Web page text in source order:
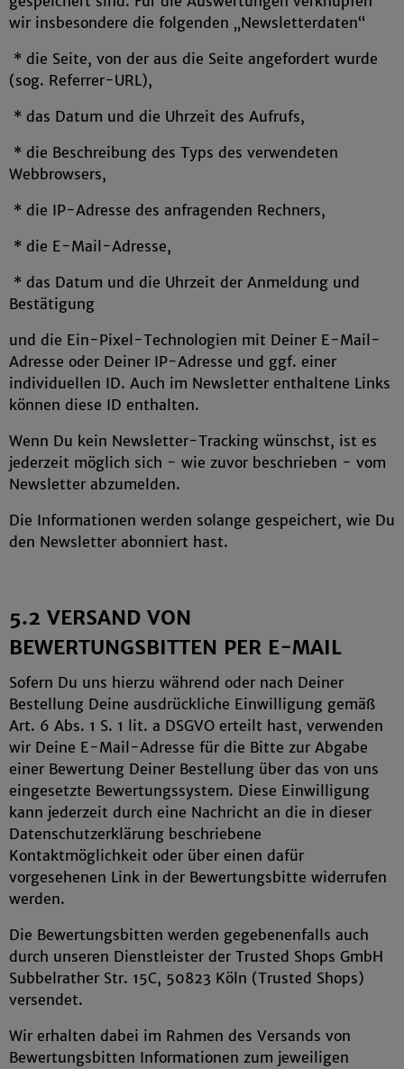
wir insbesondere die folgenden „Newsletterdaten“
* die Seite, von der aus die Seite angefordert wurde
(sog. Referrer-URL),
* das Datum und die Uhrzeit des Aufrufs,
* die Beschreibung des Typs des verwendeten
Webbrowsers,
* die IP-Adresse des anfragenden Rechners,
* die E-Mail-Adresse,
* das Datum und die Uhrzeit der Anmeldung und
Bestätigung
und die Ein-Pixel-Technologien mit Deiner E-Mail-
Adresse oder Deiner IP-Adresse und ggf. einer
individuellen ID. Auch im Newsletter enthaltene Links
können diese ID enthalten.
Wenn Du kein Newsletter-Tracking wünschst, ist es
jederzeit möglich sich - wie zuvor beschrieben - vom
Newsletter abzumelden.
Die Informationen werden solange gespeichert, wie Du
den Newsletter abonniert hast.
5.2 VERSAND VON
BEWERTUNGSBITTEN PER E-MAIL
Sofern Du uns hierzu während oder nach Deiner
Bestellung Deine ausdrückliche Einwilligung gemäß
Art. 6 Abs. 1 S. 1 lit. a DSGVO erteilt hast, verwenden
wir Deine E-Mail-Adresse für die Bitte zur Abgabe
einer Bewertung Deiner Bestellung über das von uns
eingesetzte Bewertungssystem. Diese Einwilligung
kann jederzeit durch eine Nachricht an die in dieser
Datenschutzerklärung beschriebene
Kontaktmöglichkeit oder über einen dafür
vorgesehenen Link in der Bewertungsbitte widerrufen
werden.
Die Bewertungsbitten werden gegebenenfalls auch
durch unseren Dienstleister der Trusted Shops GmbH
Subbelrather Str. 15C, 50823 Köln (Trusted Shops)
versendet.
Wir erhalten dabei im Rahmen des Versands von
Bewertungsbitten Informationen zum jeweiligen